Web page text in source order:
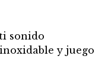
sonido
y juego